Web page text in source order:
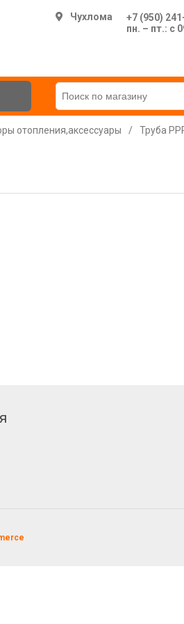
Чухлома
+7 (950)
пн. – пт.: с
отопления,аксессуары / Труба